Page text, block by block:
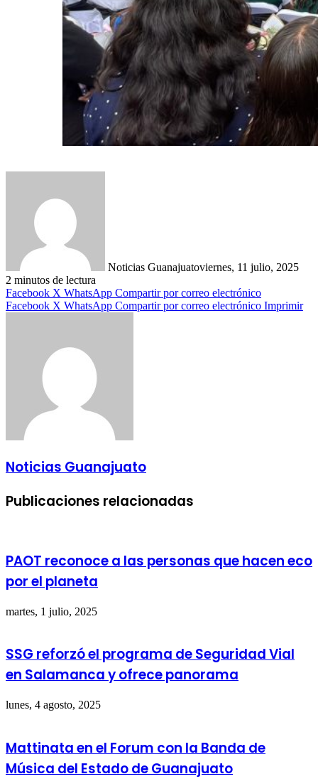
Noticias Guanajuatoviernes, 11 julio, 2025
2 minutos de lectura
Facebook X WhatsApp Compartir por correo electrónico
Facebook X WhatsApp Compartir por correo electrónico Imprimir
Noticias Guanajuato
Publicaciones relacionadas
PAOT reconoce a las personas que hacen eco
por el planeta
martes, 1 julio, 2025
SSG reforzó el programa de Seguridad Vial
en Salamanca y ofrece panorama
lunes, 4 agosto, 2025
Mattinata en el Forum con la Banda de
Música del Estado de Guanajuato